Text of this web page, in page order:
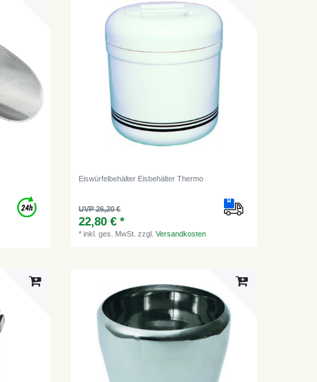
Eiswürfelbehälter Eisbehälter Thermo
UVP 26,20 €
22,80 € *
*inkl. ges. MwSt. zzgl.Versandkosten